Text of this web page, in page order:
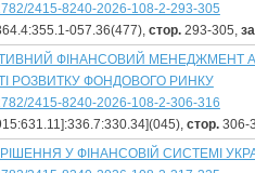
2415-8240-2026-108-2-293-305
057.36(477), стор.293-305,
ФІНАНСОВИЙ МЕНЕДЖМЕНТ
РОЗВИТКУ ФОНДОВОГО РИНКУ
2415-8240-2026-108-2-306-316
стор.306-
У ФІНАНСОВІЙ СИСТЕМІ